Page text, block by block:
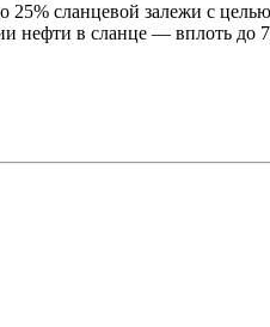
сланцевой залежи с
нефти в сланце — вплоть до